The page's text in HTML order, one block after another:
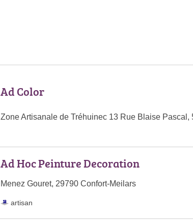
Ad Color
Zone Artisanale de Tréhuinec 13 Rue Blaise Pascal,
Ad Hoc Peinture Decoration
Menez Gouret, 29790 Confort-Meilars
artisan